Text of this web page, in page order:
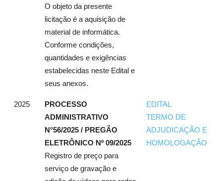
O objeto da presente
licitação é a aquisição de
material de informática.
Conforme condições,
quantidades e exigências
estabelecidas neste Edital e
seus anexos.
2025
PROCESSO
ADMINISTRATIVO
N°56/2025 / PREGÃO
ELETRÔNICO Nº 09/2025
Registro de preço para
serviço de gravação e
EDITAL
TERMO DE
ADJUDICAÇÃO E
HOMOLOGAÇÃO